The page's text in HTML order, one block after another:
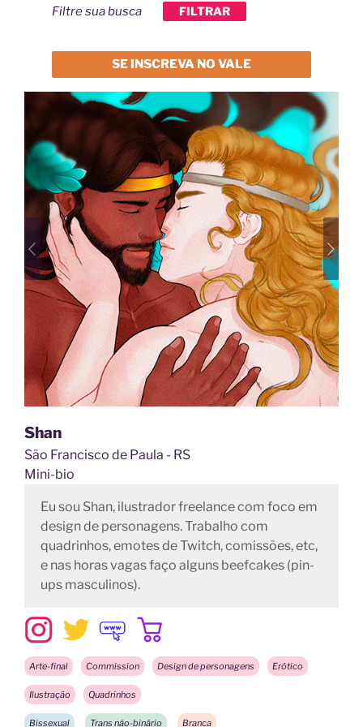
Filtre sua busca
FILTRAR
SE INSCREVA NO VALE
Previous Next
Shan
São Francisco de Paula - RS
Mini-bio
Eu sou Shan, ilustrador freelance com foco em
design de personagens. Trabalho com
quadrinhos, emotes de Twitch, comissões, etc,
e nas horas vagas faço alguns beefcakes (pin-
ups masculinos).
Arte-final Commission Design de personagens Erótico
Ilustração Quadrinhos
Bissexual Trans não-binário Branca